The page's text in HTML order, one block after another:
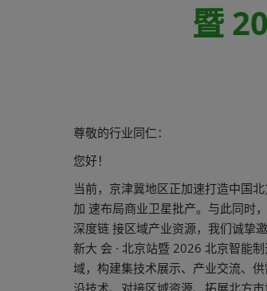
暨
尊敬的行业同仁：
您好！
当前，京津冀地区正加速打造中国
加 速布局商业卫星批产。与此同时
深度链 接区域产业资源，我们诚挚
新大 会 · 北京站暨 2026 北京智能
域，构建集技术展示、产业交流、
沿技术、对接区域资源、拓展北方